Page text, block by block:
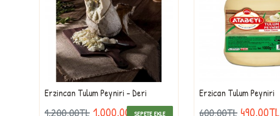
Erzincan Tulum Peyniri - Deri
1.200,00TL 1.000,00TLSEPETE EKLE
Erzican Tulum Peyniri
600,00TL 490,00TL